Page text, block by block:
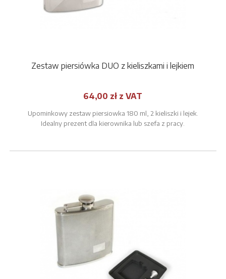
Zestaw piersiówka DUO z kieliszkami i lejkiem
64,00 zł z VAT
Upominkowy zestaw piersiowka 180 ml, 2 kieliszki i lejek.
Idealny prezent dla kierownika lub szefa z pracy.